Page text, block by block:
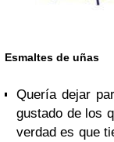
Esmaltes de uñas
Quería dejar
gustado de los
verdad es que